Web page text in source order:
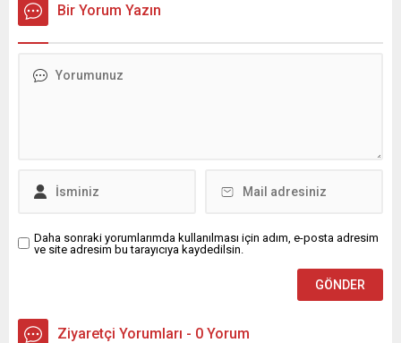
Bir Yorum Yazın
Daha sonraki yorumlarımda kullanılması için adım, e-posta adresim
ve site adresim bu tarayıcıya kaydedilsin.
Ziyaretçi Yorumları - 0 Yorum